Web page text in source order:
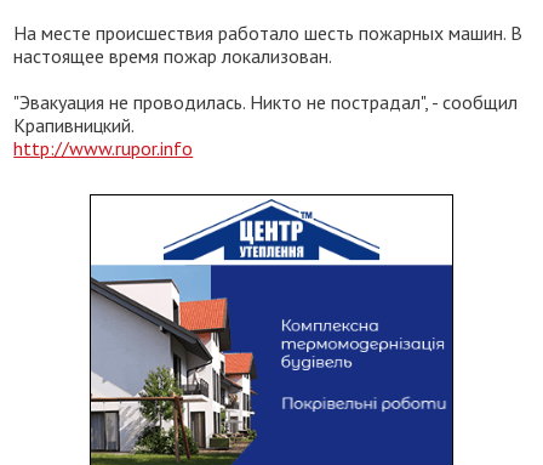
На месте происшествия работало шесть пожарных машин. В
настоящее время пожар локализован.
"Эвакуация не проводилась. Никто не пострадал", - сообщил
Крапивницкий.
http://www.rupor.info